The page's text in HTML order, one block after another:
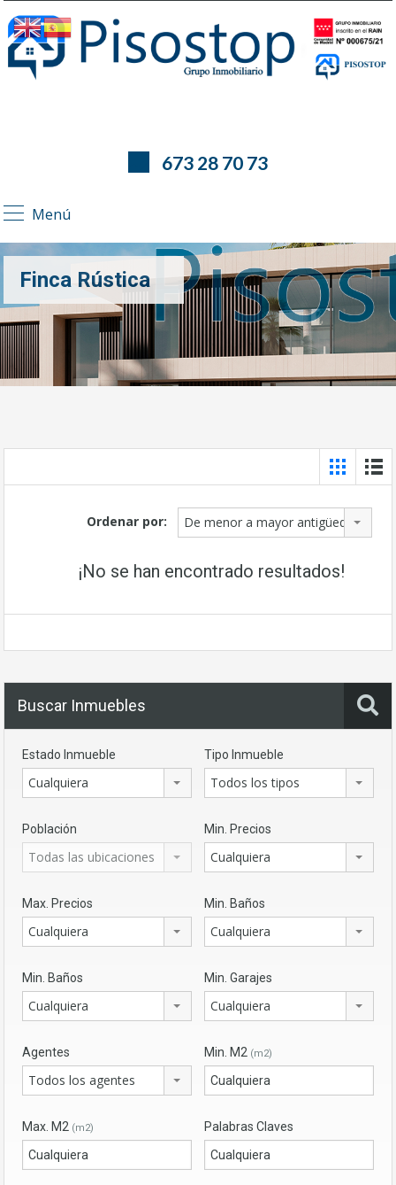
673 28 70 73
Menú
Finca Rústica
Ordenar por: De menor a mayor antigüedad
¡No se han encontrado resultados!
Buscar Inmuebles
Estado Inmueble
Cualquiera
Tipo Inmueble
Todos los tipos
Población
Todas las ubicaciones
Min. Precios
Cualquiera
Max. Precios
Cualquiera
Min. Baños
Cualquiera
Min. Baños
Cualquiera
Min. Garajes
Cualquiera
Agentes
Todos los agentes
Min. M2 (m2)
Max. M2 (m2) Palabras Claves